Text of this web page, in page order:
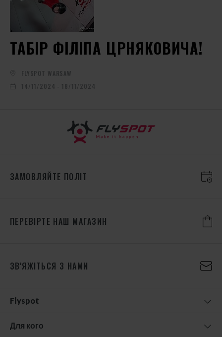
ТАБІР ФІЛІПА ЦРНЯКОВИЧА!
FLYSPOT WARSAW
14/11/2024 - 18/11/2024
ЗАМОВЛЯЙТЕ ПОЛІТ
ПЕРЕВІРТЕ НАШ МАГАЗИН
ЗВ'ЯЖІТЬСЯ З НАМИ
Flyspot
Для кого